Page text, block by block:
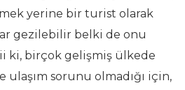
yerine bir turist olarak
gezilebilir belki de onu
ki, birçok gelişmiş ülkede
ulaşım sorunu olmadığı için,